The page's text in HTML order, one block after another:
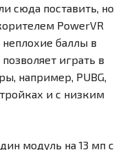
сюда поставить, но
PowerVR
неплохие баллы в
играть в
например, PUBG,
и с низким
модуль на 13 мп с